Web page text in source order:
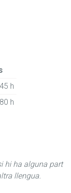
45 h
80 h
hi ha alguna part
llengua.